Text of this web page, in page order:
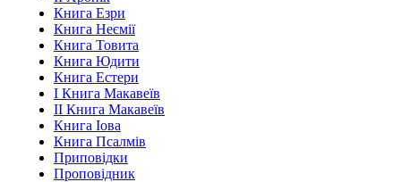
Книга Езри
Книга Неємії
Книга Товита
Книга Юдити
Книга Естери
І Книга Макавеїв
ІІ Книга Макавеїв
Книга Іова
Книга Псалмів
Приповідки
Проповідник